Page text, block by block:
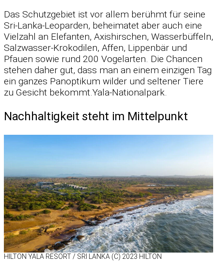
Das Schutz­ge­biet ist vor al­lem be­rühmt für seine
Sri-Lanka-Leo­par­den, be­hei­ma­tet aber auch eine
Viel­zahl an Ele­fan­ten, Axis­hir­schen, Was­ser­büf­feln,
Salz­was­ser-Kro­ko­di­len, Af­fen, Lip­pen­bär und
Pfauen so­wie rund 200 Vo­gel­ar­ten. Die Chan­cen
ste­hen da­her gut, dass man an ei­nem ein­zi­gen Tag
ein gan­zes Pan­op­ti­kum wil­der und sel­te­ner Tiere
zu Ge­sicht bekommt.Yala-Nationalpark.
Nachhaltigkeit steht im Mittelpunkt
HIL­TON YALA RE­SORT /​ SRI LANKA (C) 2023 HIL­TON